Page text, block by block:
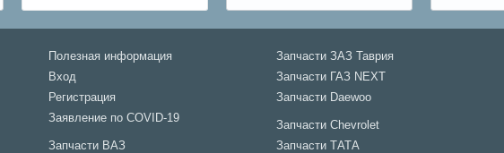
Полезная информация
Вход
Регистрация
Заявление по COVID-19
Запчасти ВАЗ
Запчасти ЗАЗ Таврия
Запчасти ГАЗ NEXT
Запчасти Daewoo
Запчасти Chevrolet
Запчасти ТАТА